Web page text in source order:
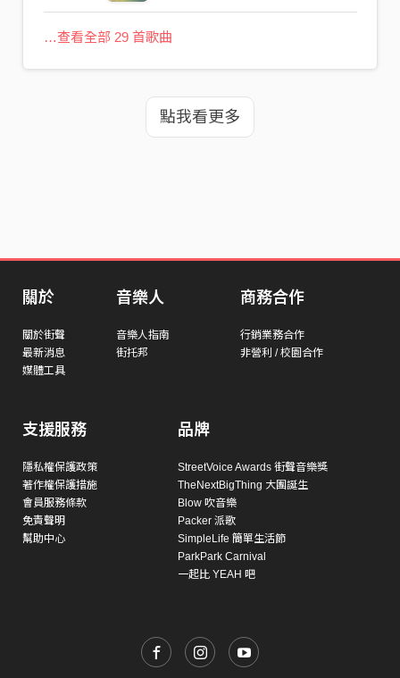
…查看全部 29 首歌曲
點我看更多
關於
關於街聲
最新消息
媒體工具
音樂人
音樂人指南
街托邦
商務合作
行銷業務合作
非營利 / 校園合作
支援服務
隱私權保護政策
著作權保護措施
會員服務條款
免責聲明
幫助中心
品牌
StreetVoice Awards 街聲音樂獎
TheNextBigThing 大團誕生
Blow 吹音樂
Packer 派歌
SimpleLife 簡單生活節
ParkPark Carnival
一起比 YEAH 吧